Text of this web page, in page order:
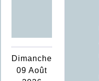
Dimanche
09 Août